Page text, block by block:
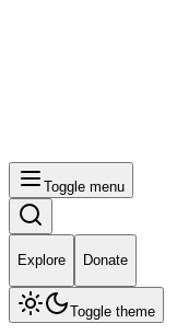
Toggle menu
Explore Donate
Toggle theme